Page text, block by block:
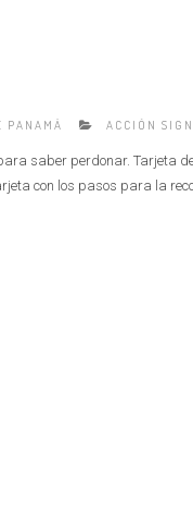
PANAMÁ ACCIÓN
saber perdonar. Tarjeta
con los pasos para la